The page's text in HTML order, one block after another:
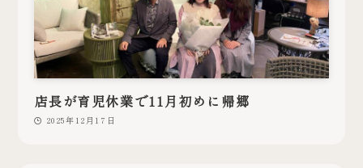
店長が育児休業で11月初めに帰郷
2025年12月17日